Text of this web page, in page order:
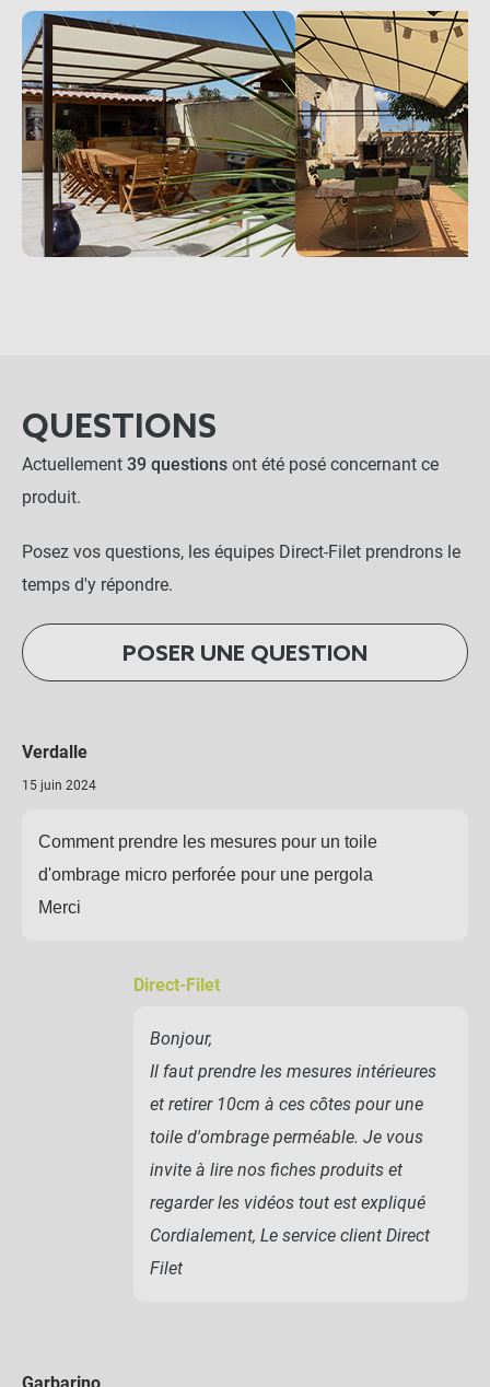
QUESTIONS
Actuellement 39 questions ont été posé concernant ce
produit.
Posez vos questions, les équipes Direct-Filet prendrons le
temps d'y répondre.
POSER UNE QUESTION
Verdalle
15 juin 2024
Comment prendre les mesures pour un toile
d'ombrage micro perforée pour une pergola
Merci
Direct-Filet
Bonjour,
Il faut prendre les mesures intérieures
et retirer 10cm à ces côtes pour une
toile d'ombrage perméable. Je vous
invite à lire nos fiches produits et
regarder les vidéos tout est expliqué
Cordialement, Le service client Direct
Filet